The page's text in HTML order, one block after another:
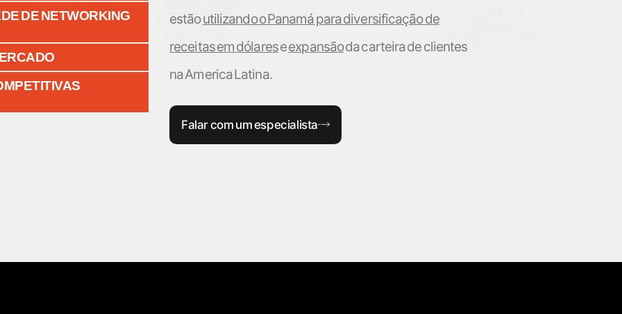
DE NETWORKING
estãoutilizando o Panamá para diversificação de
receitas em dólareseexpansãoda carteira de clientes
na America Latina.
Falar com um especialista